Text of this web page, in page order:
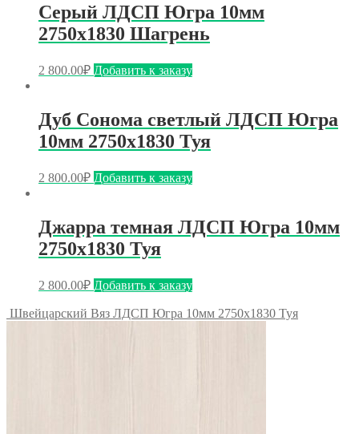
Серый ЛДСП Югра 10мм
2750х1830 Шагрень
2 800.00₽ Добавить к заказу
Дуб Сонома светлый ЛДСП Югра
10мм 2750х1830 Туя
2 800.00₽ Добавить к заказу
Джарра темная ЛДСП Югра 10мм
2750х1830 Туя
2 800.00₽ Добавить к заказу
Швейцарский Вяз ЛДСП Югра 10мм 2750х1830 Туя